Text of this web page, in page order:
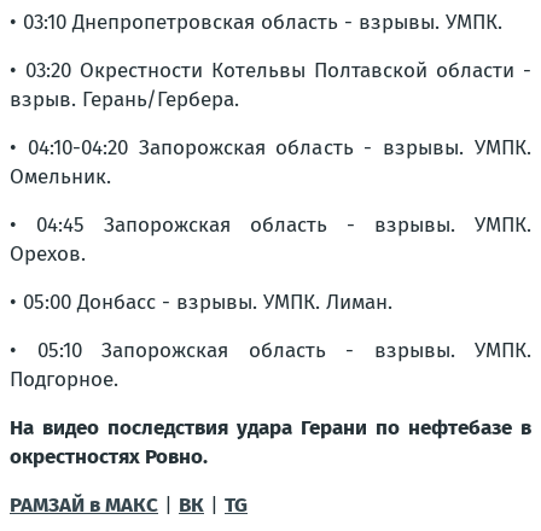
• 03:10 Днепропетровская область - взрывы. УМПК.
• 03:20 Окрестности Котельвы Полтавской области -
взрыв. Герань/Гербера.
• 04:10-04:20 Запорожская область - взрывы. УМПК.
Омельник.
• 04:45 Запорожская область - взрывы. УМПК.
Орехов.
• 05:00 Донбасс - взрывы. УМПК. Лиман.
• 05:10 Запорожская область - взрывы. УМПК.
Подгорное.
На видео последствия удара Герани по нефтебазе в
окрестностях Ровно.
РАМЗАЙ в МАКС
ВК TG